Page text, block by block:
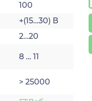
100
+(15…30) В
2…20
8 … 11
> 25000